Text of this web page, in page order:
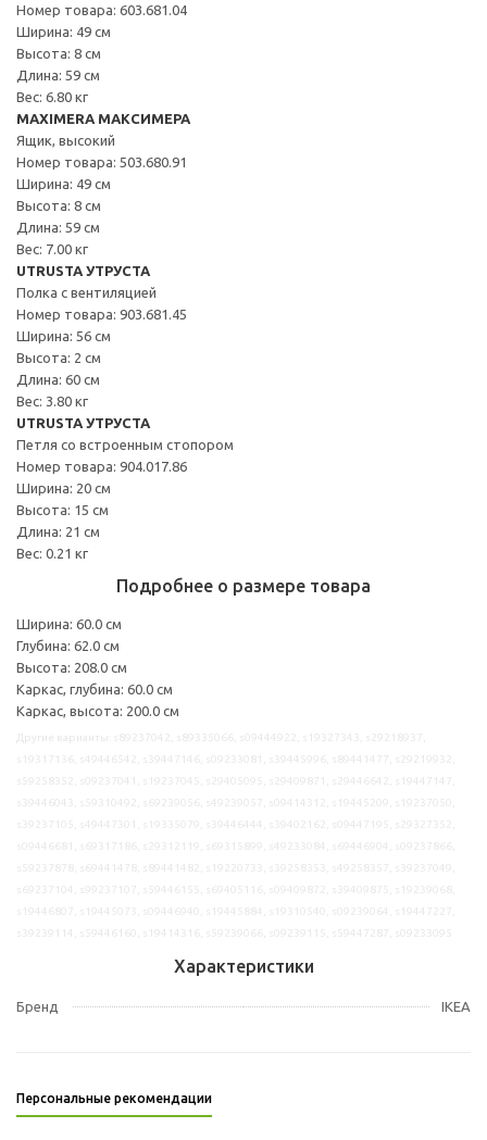
Номер товара: 603.681.04
Ширина: 49 см
Высота: 8 см
Длина: 59 см
Вес: 6.80 кг
MAXIMERA МАКСИМЕРА
Ящик, высокий
Номер товара: 503.680.91
Ширина: 49 см
Высота: 8 см
Длина: 59 см
Вес: 7.00 кг
UTRUSTA УТРУСТА
Полка с вентиляцией
Номер товара: 903.681.45
Ширина: 56 см
Высота: 2 см
Длина: 60 см
Вес: 3.80 кг
UTRUSTA УТРУСТА
Петля со встроенным стопором
Номер товара: 904.017.86
Ширина: 20 см
Высота: 15 см
Длина: 21 см
Вес: 0.21 кг
Подробнее о размере товара
Ширина: 60.0 см
Глубина: 62.0 см
Высота: 208.0 см
Каркас, глубина: 60.0 см
Каркас, высота: 200.0 см
Характеристики
Бренд IKEA
Персональные рекомендации